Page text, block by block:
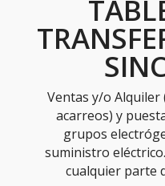
Ventas y/o
acarreos) y
grupos
suministro
cualquier parte